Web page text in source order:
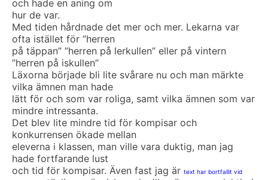
och hade en aning om
hur de var.
Med tiden hårdnade det mer och mer. Lekarna var
ofta istället för ”herren
på täppan” ”herren på lerkullen” eller på vintern
”herren på iskullen”
Läxorna började bli lite svårare nu och man märkte
vilka ämnen man hade
lätt för och som var roliga, samt vilka ämnen som var
mindre intressanta.
Det blev lite mindre tid för kompisar och
konkurrensen ökade mellan
eleverna i klassen, man ville vara duktig, man jag
hade fortfarande lust
och tid för kompisar. Även fast jag är text har bortfallit vid